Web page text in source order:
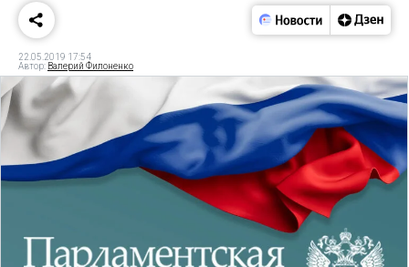
22.05.2019 17:54
Автор: Валерий Филоненко